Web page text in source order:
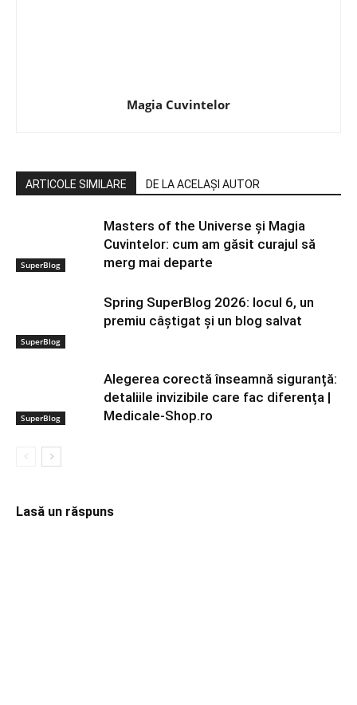
Magia Cuvintelor
ARTICOLE SIMILARE DE LA ACELAȘI AUTOR
SuperBlog
Masters of the Universe și Magia
Cuvintelor: cum am găsit curajul să
merg mai departe
SuperBlog
Spring SuperBlog 2026: locul 6, un
premiu câștigat și un blog salvat
SuperBlog
Alegerea corectă înseamnă siguranță:
detaliile invizibile care fac diferența |
Medicale-Shop.ro
Lasă un răspuns